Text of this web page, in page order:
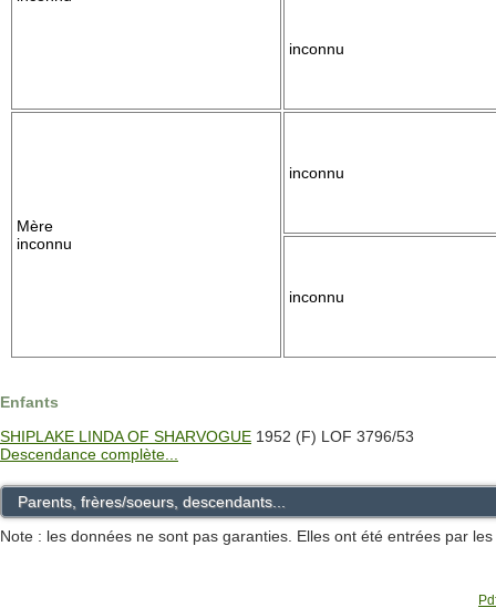
inconnu
Mère
inconnu
inconnu
inconnu
Enfants
SHIPLAKE LINDA OF SHARVOGUE 1952 (F) LOF 3796/53
Descendance complète...
Parents, frères/soeurs, descendants...
Note : les données ne sont pas garanties. Elles ont été entrées par